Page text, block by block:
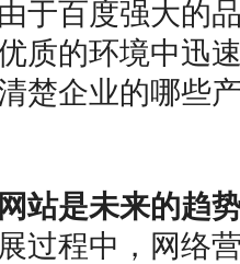
于百度强大的
质的环境中迅
楚企业的哪些
站是未来的趋
过程中，网络